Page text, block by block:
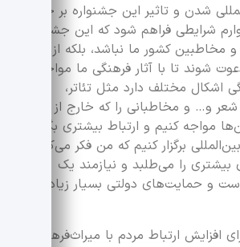
شدن و تاثیر این جشنواره بر حوزه
شرایطی فراهم شود که این جشنواره
کشور ما نباشد، بلکه از
شوند تا با آثار فرهنگی ما مواجه
اشکال مختلف دارد مثل تئاتر،
و… و مخاطبانی را که خارج از این
مواجه کنیم و ارتباط بیشتری بگیریم و
برگزار کنیم که من فکر می‌کنم این
را می‌طلبد و نیازمند یک
و حمایت‌های دولتی بسیار زیادی نیاز
افزایش ارتباط مردم با میراث‌فرهنگی